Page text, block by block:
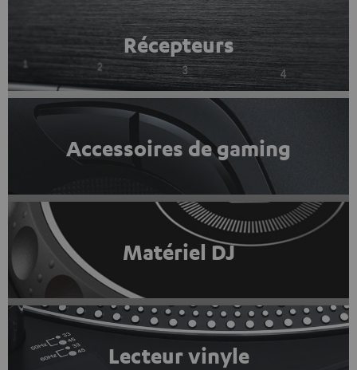
Récepteurs
Accessoires de gaming
Matériel DJ
Lecteur vinyle